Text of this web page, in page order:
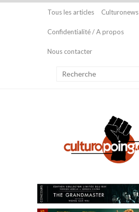
Tous les articles Culturonews
Confidentialité / A propos
Nous contacter